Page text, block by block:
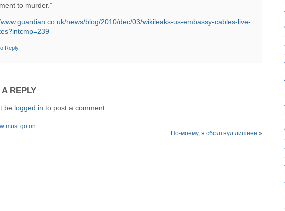
to murder.”
news/blog/2010/dec/03/wikileaks-us-embassy-cables-live-
Reply
REPLY
be logged in to post a comment.
must go on
По-моему, я сболтнул лишнее »